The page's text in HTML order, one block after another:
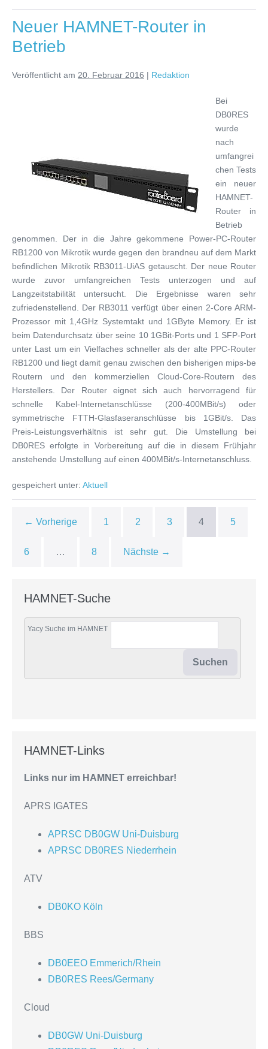
Neuer HAMNET-Router in
Betrieb
Veröffentlicht am 20. Februar 2016 | Redaktion
Bei
DB0RES
wurde
nach
umfangrei
chen Tests
ein neuer
HAMNET-
Router in
Betrieb
genommen. Der in die Jahre gekommene Power-PC-Router
RB1200 von Mikrotik wurde gegen den brandneu auf dem Markt
befindlichen Mikrotik RB3011-UiAS getauscht. Der neue Router
wurde zuvor umfangreichen Tests unterzogen und auf
Langzeitstabilität untersucht. Die Ergebnisse waren sehr
zufriedenstellend. Der RB3011 verfügt über einen 2-Core ARM-
Prozessor mit 1,4GHz Systemtakt und 1GByte Memory. Er ist
beim Datendurchsatz über seine 10 1GBit-Ports und 1 SFP-Port
unter Last um ein Vielfaches schneller als der alte PPC-Router
RB1200 und liegt damit genau zwischen den bisherigen mips-be
Routern und den kommerziellen Cloud-Core-Routern des
Herstellers. Der Router eignet sich auch hervorragend für
schnelle Kabel-Internetanschlüsse (200-400MBit/s) oder
symmetrische FTTH-Glasfaseranschlüsse bis 1GBit/s. Das
Preis-Leistungsverhältnis ist sehr gut. Die Umstellung bei
DB0RES erfolgte in Vorbereitung auf die in diesem Frühjahr
anstehende Umstellung auf einen 400MBit/s-Internetanschluss.
gespeichert unter: Aktuell
← Vorherige 1 2 3 4 5
6 … 8 Nächste →
HAMNET-Suche
Yacy Suche im HAMNET
HAMNET-Links
Links nur im HAMNET erreichbar!
APRS IGATES
APRSC DB0GW Uni-Duisburg
APRSC DB0RES Niederrhein
ATV
DB0KO Köln
BBS
DB0EEO Emmerich/Rhein
DB0RES Rees/Germany
Cloud
DB0GW Uni-Duisburg